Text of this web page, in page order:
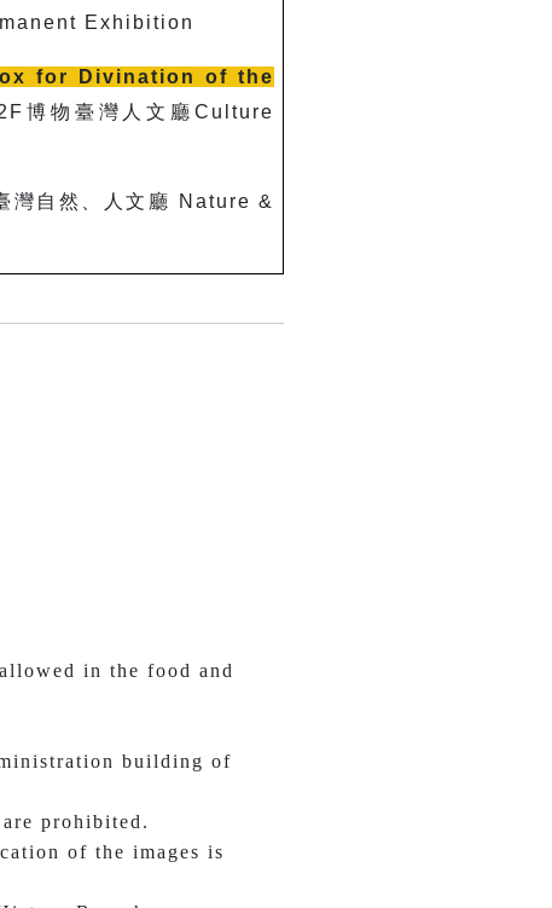
Exhibition
for Divination of the
博物臺灣人文廳Culture
灣自然、人文廳 Nature &
in the food and
building of
prohibited.
of the images is